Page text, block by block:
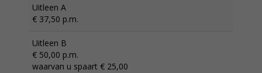
Uitleen A
€ 37,50 p.m.
Uitleen B
€ 50,00 p.m.
waarvan u spaart € 25,00